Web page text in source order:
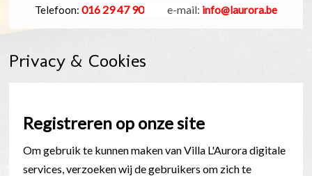
Telefoon: 016 29 47 90_____ e-mail: info@laurora.be
Privacy & Cookies
Registreren op onze site
Om gebruik te kunnen maken van Villa L'Aurora digitale
services, verzoeken wij de gebruikers om zich te